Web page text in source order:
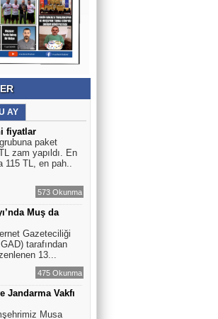
AY
fiyatlar
paket
zam yapıldı. En
115 TL, en pah..
573 Okunma
Muş da
Gazeteciliği
tarafından
13...
475 Okunma
Jandarma Vakfı
Musa